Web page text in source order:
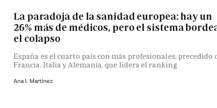
La paradoja de la sanidad europea: hay un
26% más de médicos, pero el sistema
el colapso
España es el cuarto país con más profesionales, precedido
Francia, Italia y Alemania, que lidera el ranking
Ana I. Martínez